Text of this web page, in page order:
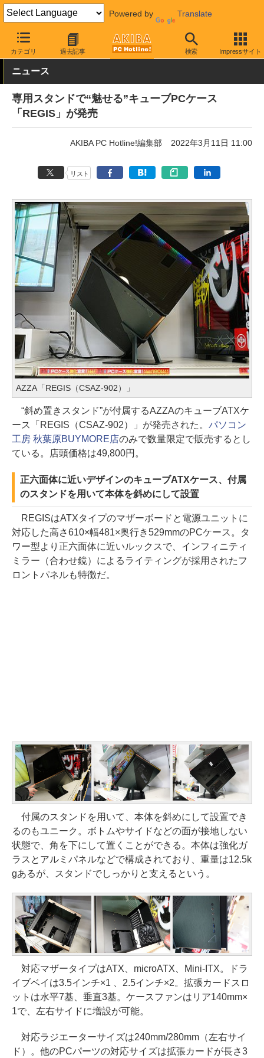
Powered by Translate
カテゴリ 過去記事 検索 Impressサイト
AKIBA PC Hotline! PCパーツ PCケース キューブ
ニュース
専用スタンドで“魅せる”キューブPCケース
「REGIS」が発売
AKIBA PC Hotline!編集部 2022年3月11日 11:00
リスト
AZZA「REGIS（CSAZ-902）」
“斜め置きスタンド”が付属するAZZAのキューブATXケ
ース「REGIS（CSAZ-902）」が発売された。 パソコン
工房 秋葉原BUYMORE店のみで数量限定で販売するとし
ている。店頭価格は49,800円。
正六面体に近いデザインのキューブATXケース、付属
のスタンドを用いて本体を斜めにして設置
REGISはATXタイプのマザーボードと電源ユニットに
対応した高さ610×幅481×奥行き529mmのPCケース。タ
ワー型より正六面体に近いルックスで、インフィニティ
ミラー（合わせ鏡）によるライティングが採用されたフ
ロントパネルも特徴だ。
付属のスタンドを用いて、本体を斜めにして設置でき
るのもユニーク。ボトムやサイドなどの面が接地しない
状態で、角を下にして置くことができる。本体は強化ガ
ラスとアルミパネルなどで構成されており、重量は12.5k
gあるが、スタンドでしっかりと支えるという。
対応マザータイプはATX、microATX、Mini-ITX。ドラ
イブベイは3.5インチ×1 、2.5インチ×2。拡張カードスロ
ットは水平7基、垂直3基。ケースファンはリア140mm×
1で、左右サイドに増設が可能。
対応ラジエーターサイズは240mm/280mm（左右サイ
ド）。他のPCパーツの対応サイズは拡張カードが長さ3